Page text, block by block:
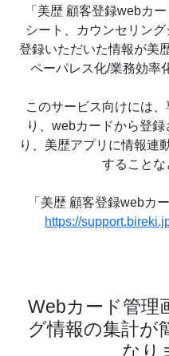
「美歴 顧客登録webカ
シート、カウンセリング
登録いただいた情報が美
ペーパレス化/業務効率
このサービス向けには
り、webカードから登
り、美歴アプリに情報連
することな
「美歴 顧客登録webカ
https://
Webカード管理
グ情報の集計が
なり